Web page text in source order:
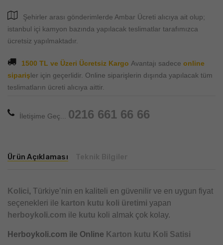
Şehirler arası gönderimlerde Ambar Ücreti alıcıya ait olup;
istanbul içi kamyon bazında yapılacak teslimatlar tarafımızca
ücretsiz yapılmaktadır.
1500 TL ve Üzeri Ücretsiz Kargo Avantajı sadece online
siparişler için geçerlidir. Online siparişlerin dışında yapılacak tüm
teslimatların ücreti alıcıya aittir.
İletişime Geç... 0216 661 66 66
Ürün Açıklaması
Kolici, Türkiye’nin en kaliteli en güvenilir ve en uygun fiyat
seçenekleri ile karton kutu koli üretimi yapan
herboykoli.com ile kutu koli almak çok kolay.
Herboykoli.com ile Online Karton kutu Koli Satisi